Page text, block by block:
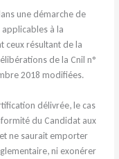
une démarche de
à la
ceux résultant de la
de la Cnil n°
2018 modifiées.
délivrée, le cas
du Candidat aux
ne saurait emporter
ni exonérer